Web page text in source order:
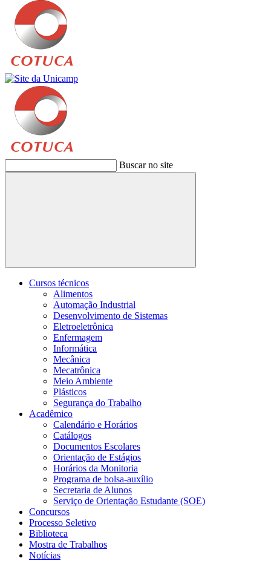
Buscar no site
Buscar
Cursos técnicos
Alimentos
Automação Industrial
Desenvolvimento de Sistemas
Eletroeletrônica
Enfermagem
Informática
Mecânica
Mecatrônica
Meio Ambiente
Plásticos
Segurança do Trabalho
Acadêmico
Calendário e Horários
Catálogos
Documentos Escolares
Orientação de Estágios
Horários da Monitoria
Programa de bolsa-auxílio
Secretaria de Alunos
Serviço de Orientação Estudante (SOE)
Concursos
Processo Seletivo
Biblioteca
Mostra de Trabalhos
Notícias